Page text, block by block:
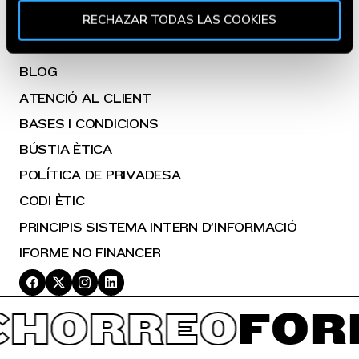
Puedes aceptar todas las cookies pulsando el botón
"Rechazar todas las cookies". Si quieres configurarlas,
en laPolítica de Cookies
en diferentes navegadores.
RECHAZAR TODAS LAS COOKIES
BLOG
ATENCIÓ AL CLIENT
BASES I CONDICIONS
BÚSTIA ÈTICA
POLÍTICA DE PRIVADESA
CODI ÈTIC
PRINCIPIS SISTEMA INTERN D’INFORMACIÓ
IFORME NO FINANCER